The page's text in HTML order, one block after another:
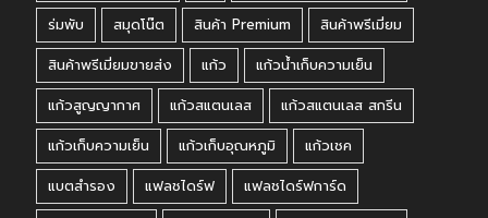
ร่มพับ
สมุดโน๊ต สินค้า Premium
สินค้าพรีเมี่ยม
สินค้าพรีเมี่ยมขายส่ง
แก้ว
แก้วน้ำเก็บความเย็น
แก้วสูญญากาศ
แก้วสแตนเลส
แก้วสแตนเลส สกรีน
แก้วเก็บความเย็น
แก้วเก็บอุณหภูมิ
แก้วเชค
แบตสำรอง
แฟลชไดร์ฟ
แฟลชไดร์ฟการ์ด